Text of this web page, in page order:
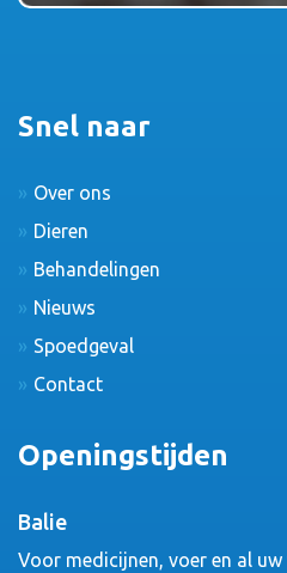
Snel naar
Over ons
Dieren
Behandelingen
Nieuws
Spoedgeval
Contact
Openingstijden
Balie
Voor medicijnen, voer en al